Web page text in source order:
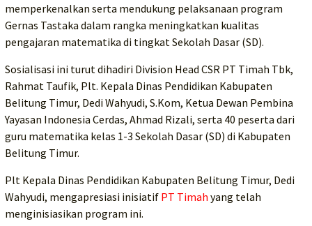
memperkenalkan serta mendukung pelaksanaan program
Gernas Tastaka dalam rangka meningkatkan kualitas
pengajaran matematika di tingkat Sekolah Dasar (SD).
Sosialisasi ini turut dihadiri Division Head CSR PT Timah Tbk,
Rahmat Taufik, Plt. Kepala Dinas Pendidikan Kabupaten
Belitung Timur, Dedi Wahyudi, S.Kom, Ketua Dewan Pembina
Yayasan Indonesia Cerdas, Ahmad Rizali, serta 40 peserta dari
guru matematika kelas 1-3 Sekolah Dasar (SD) di Kabupaten
Belitung Timur.
Plt Kepala Dinas Pendidikan Kabupaten Belitung Timur, Dedi
Wahyudi, mengapresiasi inisiatif PT Timah yang telah
menginisiasikan program ini.